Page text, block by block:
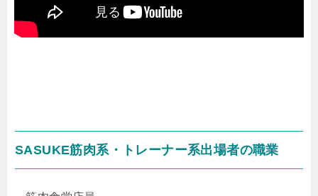
SASUKE筋肉系・トレーナー系出場者の職業